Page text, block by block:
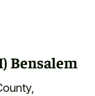
Bensalem